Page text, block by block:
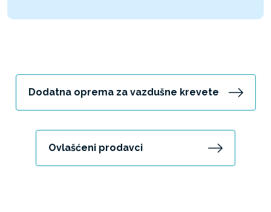
Dodatna oprema za vazdušne krevete
Ovlašćeni prodavci